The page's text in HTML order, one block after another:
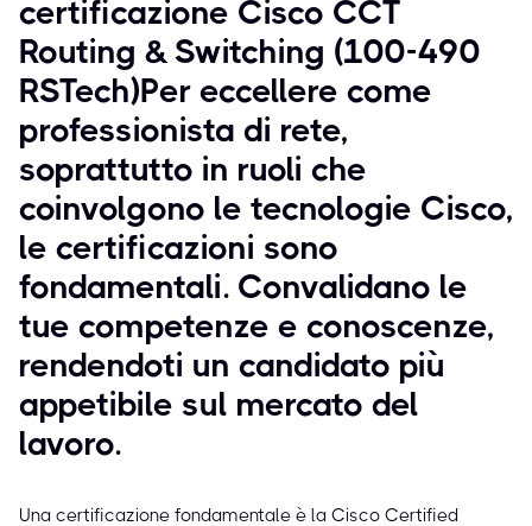
certificazione Cisco CCT
Routing & Switching (100-490
RSTech)Per eccellere come
professionista di rete,
soprattutto in ruoli che
coinvolgono le tecnologie Cisco,
le certificazioni sono
fondamentali. Convalidano le
tue competenze e conoscenze,
rendendoti un candidato più
appetibile sul mercato del
lavoro.
Una certificazione fondamentale è la Cisco Certified